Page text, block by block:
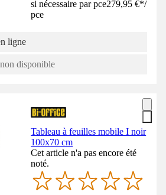
si nécessaire par pce279,95 €*/
pce
ligne
disponible
Tableau à feuilles mobile I noir
100x70 cm
Cet article n'a pas encore été
noté.